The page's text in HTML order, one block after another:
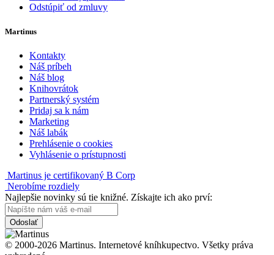
Odstúpiť od zmluvy
Martinus
Kontakty
Náš príbeh
Náš blog
Knihovrátok
Partnerský systém
Pridaj sa k nám
Marketing
Náš labák
Prehlásenie o cookies
Vyhlásenie o prístupnosti
Martinus je certifikovaný B Corp
Nerobíme rozdiely
Najlepšie novinky sú tie knižné. Získajte ich ako prví:
Odoslať
© 2000-2026 Martinus. Internetové kníhkupectvo. Všetky práva